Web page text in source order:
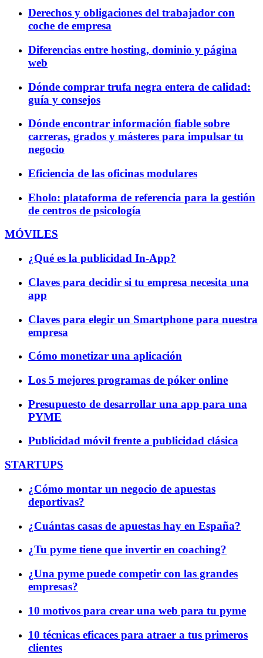
Derechos y obligaciones del trabajador con
coche de empresa
Diferencias entre hosting, dominio y página
web
Dónde comprar trufa negra entera de calidad:
guía y consejos
Dónde encontrar información fiable sobre
carreras, grados y másteres para impulsar tu
negocio
Eficiencia de las oficinas modulares
Eholo: plataforma de referencia para la gestión
de centros de psicología
MÓVILES
¿Qué es la publicidad In-App?
Claves para decidir si tu empresa necesita una
app
Claves para elegir un Smartphone para nuestra
empresa
Cómo monetizar una aplicación
Los 5 mejores programas de póker online
Presupuesto de desarrollar una app para una
PYME
Publicidad móvil frente a publicidad clásica
STARTUPS
¿Cómo montar un negocio de apuestas
deportivas?
¿Cuántas casas de apuestas hay en España?
¿Tu pyme tiene que invertir en coaching?
¿Una pyme puede competir con las grandes
empresas?
10 motivos para crear una web para tu pyme
10 técnicas eficaces para atraer a tus primeros
clientes